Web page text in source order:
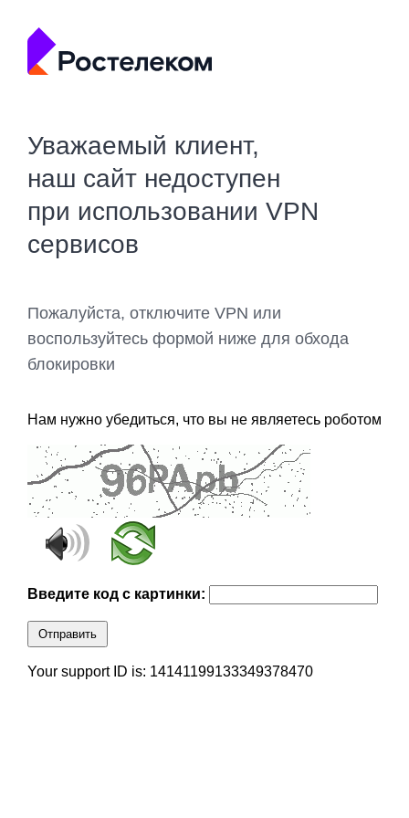
Уважаемый клиент,
наш сайт недоступен
при использовании VPN
сервисов
Пожалуйста, отключите VPN или
воспользуйтесь формой ниже для обхода
блокировки
Нам нужно убедиться, что вы не являетесь роботом
Введите код с картинки:
Отправить
Your support ID is: 14141199133349378470